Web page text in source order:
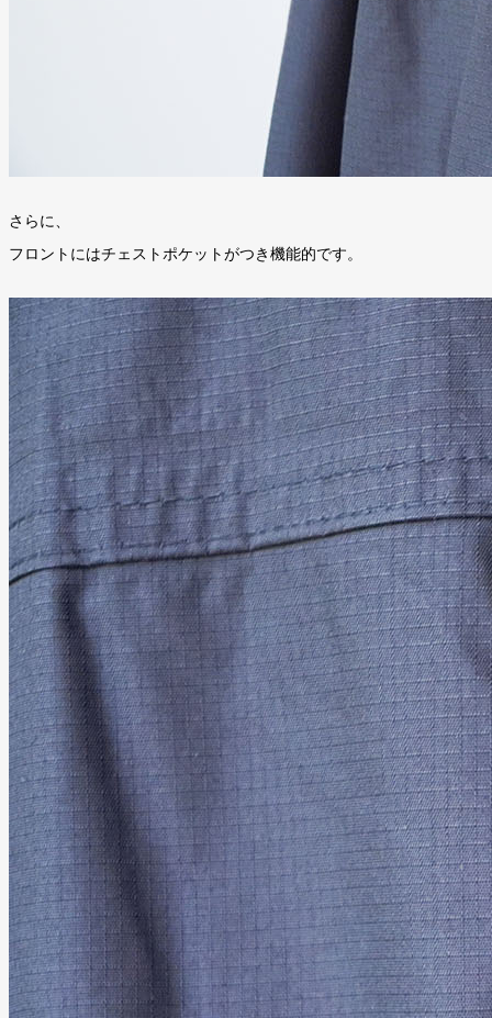
さらに、
フロントにはチェストポケットがつき機能的です。